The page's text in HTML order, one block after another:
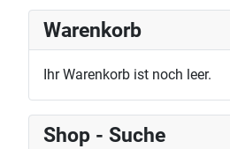
Warenkorb
Ihr Warenkorb ist noch leer.
Shop - Suche